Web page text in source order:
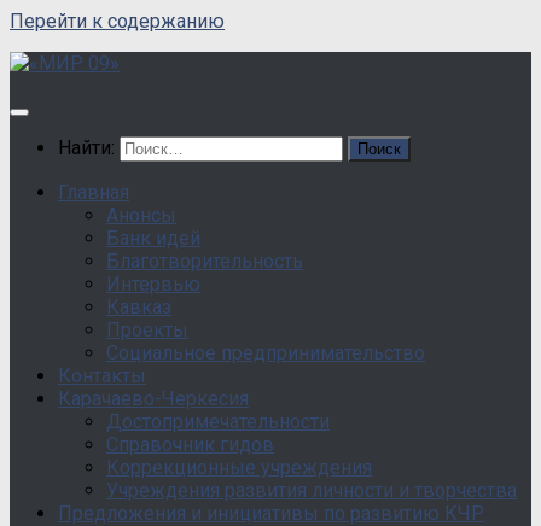
Перейти к содержанию
Найти:
Главная
Анонсы
Банк идей
Благотворительность
Интервью
Кавказ
Проекты
Социальное предпринимательство
Контакты
Карачаево-Черкесия
Достопримечательности
Справочник гидов
Коррекционные учреждения
Учреждения развития личности и творчества
Предложения и инициативы по развитию КЧР